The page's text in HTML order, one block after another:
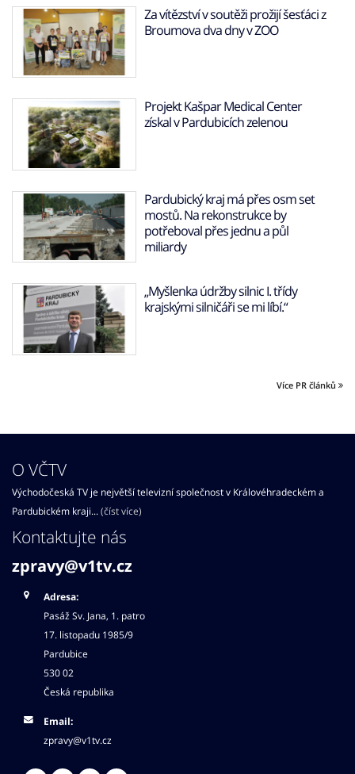
Za vítězství v soutěži prožijí šesťáci z
Broumova dva dny v ZOO
Projekt Kašpar Medical Center
získal v Pardubicích zelenou
Pardubický kraj má přes osm set
mostů. Na rekonstrukce by
potřeboval přes jednu a půl
miliardy
„Myšlenka údržby silnic I. třídy
krajskými silničáři se mi líbí.“
Více PR článků
O VČTV
Východočeská TV je největší televizní společnost v Královéhradeckém a
Pardubickém kraji... (číst více)
Kontaktujte nás
zpravy@v1tv.cz
Adresa:
Pasáž Sv. Jana, 1. patro
17. listopadu 1985/9
Pardubice
530 02
Česká republika
Email:
zpravy@v1tv.cz